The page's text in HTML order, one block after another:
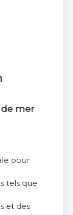
mer
pour
tels que
et des